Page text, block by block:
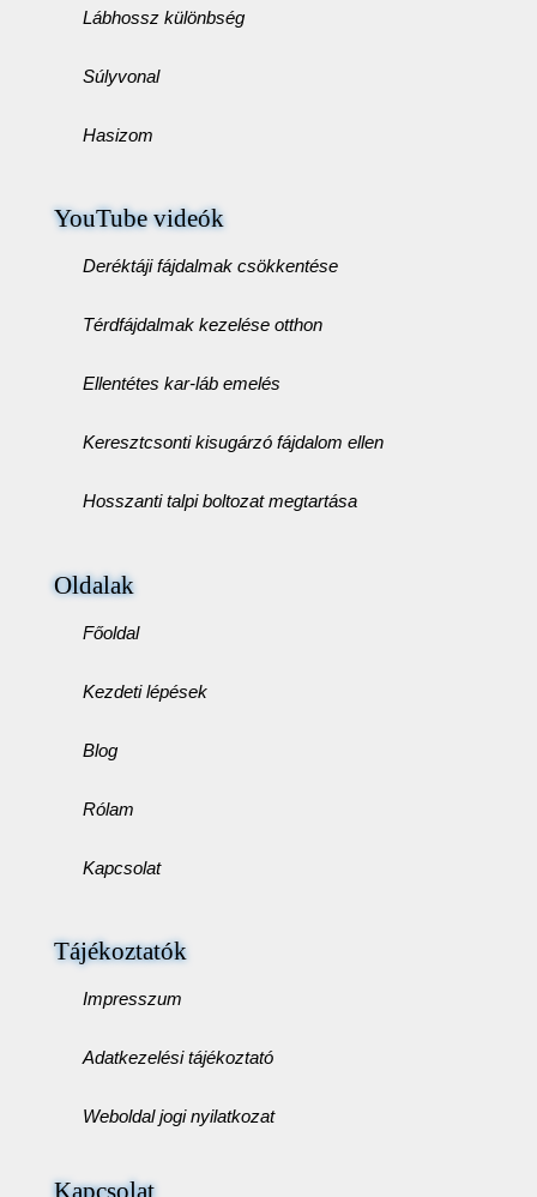
Lábhossz különbség
Súlyvonal
Hasizom
YouTube videók
Deréktáji fájdalmak csökkentése
Térdfájdalmak kezelése otthon
Ellentétes kar-láb emelés
Keresztcsonti kisugárzó fájdalom ellen
Hosszanti talpi boltozat megtartása
Oldalak
Főoldal
Kezdeti lépések
Blog
Rólam
Kapcsolat
Tájékoztatók
Impresszum
Adatkezelési tájékoztató
Weboldal jogi nyilatkozat
Kapcsolat